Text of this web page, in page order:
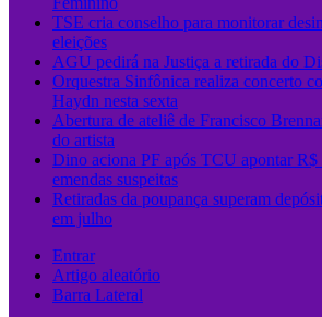
TSE cria conselho para monitorar
eleições
AGU pedirá na Justiça a retirada do
Orquestra Sinfônica realiza concerto
Haydn nesta sexta
Abertura de ateliê de Francisco
do artista
Dino aciona PF após TCU apontar R$
emendas suspeitas
Retiradas da poupança superam
em julho
Entrar
Artigo aleatório
Barra Lateral